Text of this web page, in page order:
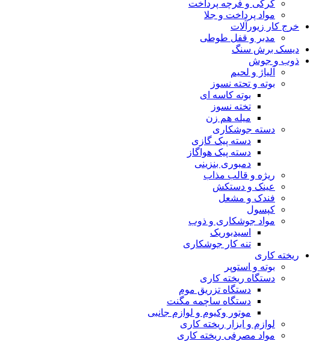
کرکی و فرچه پرداخت
مواد پرداخت و جلا
خرج کار زیورآلات
مدبر و قفل طوطی
دیسک برش سنگ
ذوب و جوش
آلیاژ و لحیم
بوته و تحته نسوز
بوته کاسه ای
تخته نسوز
میله هم زن
دسته جوشکاری
دسته پیک گازی
دسته پیک هواگاز
دمبوری بنزینی
ریژه و قالب مذاب
عینک و دستکش
فندک و مشعل
کپسول
مواد جوشکاری و ذوب
اسیدبوریک
تنه کار جوشکاری
ریخته کاری
بوته و استوپر
دستگاه ریخته کاری
دستگاه تزریق موم
دستگاه ساچمه مگنت
موتور وکیوم و لوازم جانبی
لوازم و ابزار ریخته کاری
مواد مصرفی ریخته کاری